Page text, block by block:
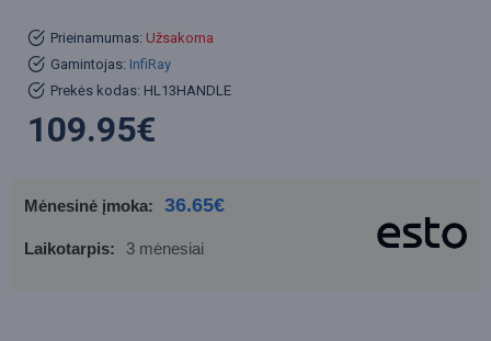
Prieinamumas: Užsakoma
Gamintojas: InfiRay
Prekės kodas: HL13HANDLE
109.95€
Mėnesinė įmoka: 36.65€
Laikotarpis: 3 mėnesiai